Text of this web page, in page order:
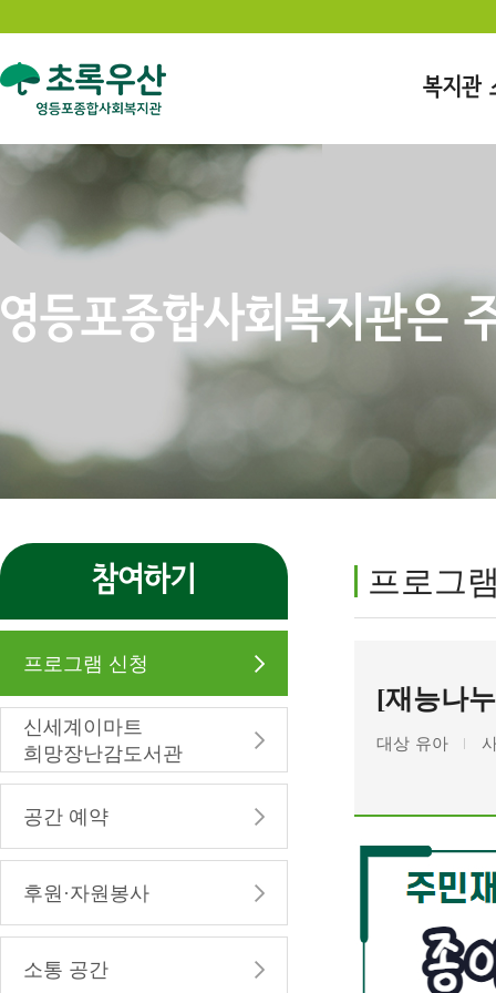
복지관
영등포종합사회복지관은
참여하기
프로그램 신청
신세계이마트
희망장난감도서관
공간 예약
후원·자원봉사
소통 공간
프로그
[재능나
대상 유아